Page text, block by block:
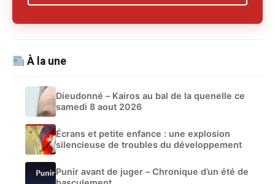
À la une
Dieudonné – Kairos au bal de la quenelle ce
samedi 8 aout 2026
Écrans et petite enfance : une explosion
silencieuse de troubles du développement
Punir avant de juger – Chronique d’un été de